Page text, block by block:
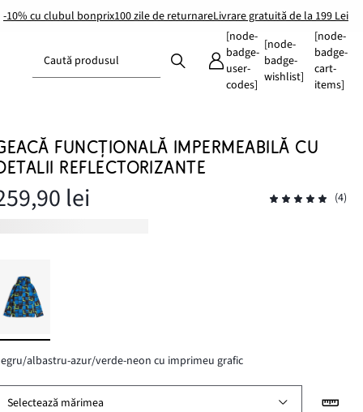
-10% cu clubul bonprix100 zile de returnareLivrare gratuită de la 199 Lei
Caută produsul
[node-
badge-
user-
codes]
[node-
badge-
wishlist]
[node-
badge-
cart-
items]
FUNCȚIONALĂ IMPERMEABILĂ CU
REFLECTORIZANTE
lei (4)
albastru-azur/verde-neon cu imprimeu grafic
Selectează mărimea